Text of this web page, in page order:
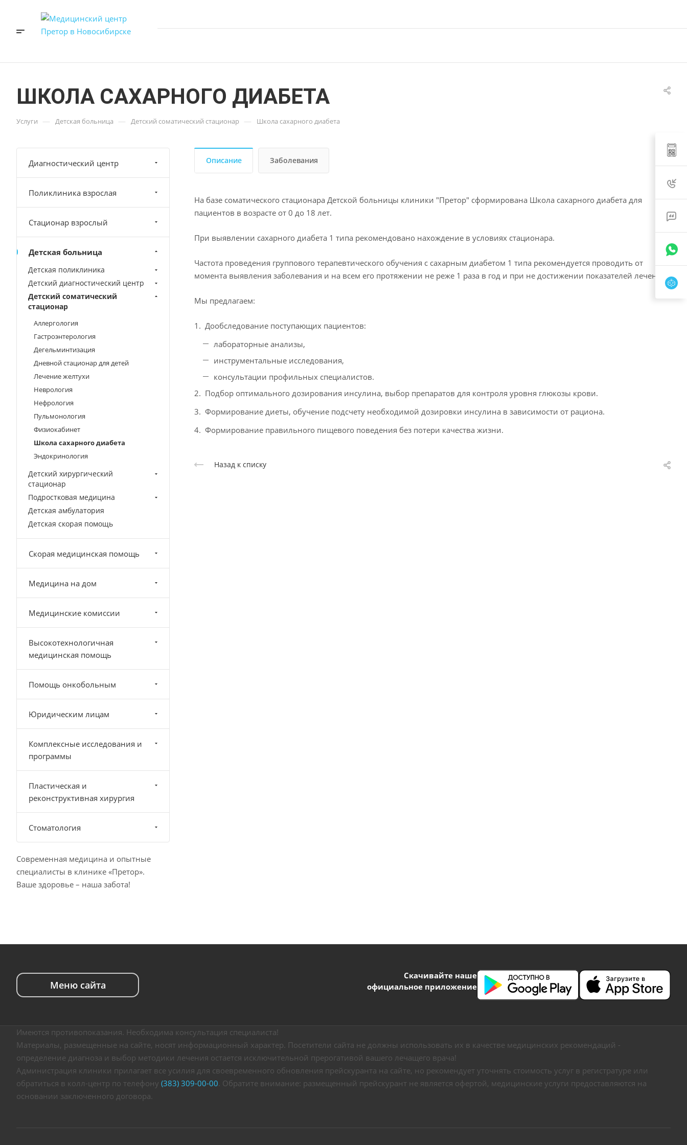
ШКОЛА САХАРНОГО ДИАБЕТА
Услуги — Детская больница — Детский соматический стационар — Школа сахарного диабета
Описание Заболевания
На базе соматического стационара Детской больницы клиники "Претор" сформирована Школа сахарного диабета для
пациентов в возрасте от 0 до 18 лет.
При выявлении сахарного диабета 1 типа рекомендовано нахождение в условиях стационара.
Частота проведения группового терапевтического обучения с сахарным диабетом 1 типа рекомендуется проводить от
момента выявления заболевания и на всем его протяжении не реже 1 раза в год и при не достижении показателей лечения.
Мы предлагаем:
Дообследование поступающих пациентов:
лабораторные анализы,
инструментальные исследования,
консультации профильных специалистов.
Подбор оптимального дозирования инсулина, выбор препаратов для контроля уровня глюкозы крови.
Формирование диеты, обучение подсчету необходимой дозировки инсулина в зависимости от рациона.
Формирование правильного пищевого поведения без потери качества жизни.
Назад к списку
Диагностический центр
Поликлиника взрослая
Стационар взрослый
Детская больница
Детская поликлиника
Детский диагностический центр
Детский соматический
стационар
Аллергология
Гастроэнтерология
Дегельминтизация
Дневной стационар для детей
Лечение желтухи
Неврология
Нефрология
Пульмонология
Физиокабинет
Школа сахарного диабета
Эндокринология
Детский хирургический
стационар
Подростковая медицина
Детская амбулатория
Детская скорая помощь
Скорая медицинская помощь
Медицина на дом
Медицинские комиссии
Высокотехнологичная
медицинская помощь
Помощь онкобольным
Юридическим лицам
Комплексные исследования и
программы
Пластическая и
реконструктивная хирургия
Стоматология
Современная медицина и опытные
специалисты в клинике «Претор».
Ваше здоровье – наша забота!
Меню сайта
Скачивайте наше
официальное приложение
Имеются противопоказания. Необходима консультация специалиста!
Материалы, размещенные на сайте, носят информационный характер. Посетители сайта не должны использовать их в качестве медицинских рекомендаций -
определение диагноза и выбор методики лечения остается исключительной прерогативой вашего лечащего врача!
Администрация клиники прилагает все усилия для своевременного обновления прейскуранта на сайте, но рекомендует уточнять стоимость услуг в регистратуре или
обратиться в колл-центр по телефону (383) 309-00-00. Обратите внимание: размещенный прейскурант не является офертой, медицинские услуги предоставляются на
основании заключенного договора.